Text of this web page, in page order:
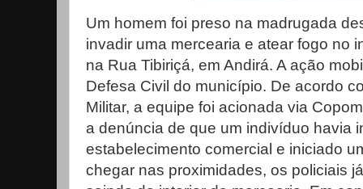
Um homem foi preso na madrugada
invadir uma mercearia e atear fogo no
na Rua Tibiriçá, em Andirá. A ação
Defesa Civil do município. De acordo
Militar, a equipe foi acionada via
a denúncia de que um indivíduo havia
estabelecimento comercial e iniciado
chegar nas proximidades, os policiais